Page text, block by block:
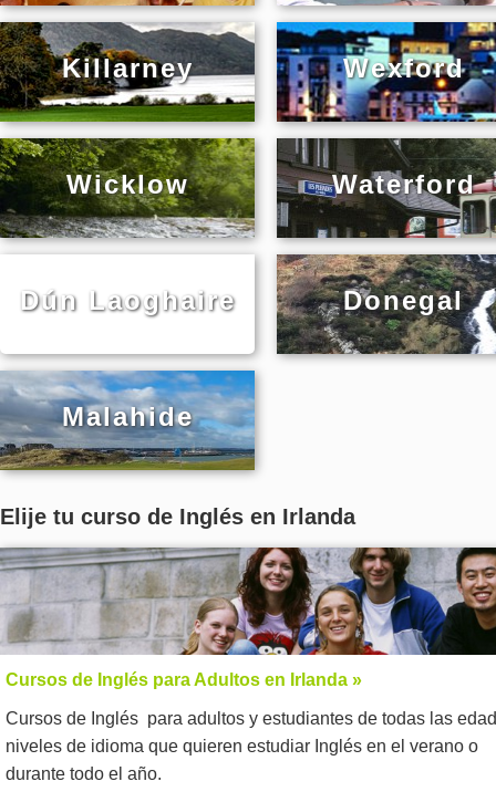
Killarney Wexford
Wicklow Waterford
Dún Laoghaire Donegal
Malahide
Elije tu curso de Inglés en Irlanda
Cursos de Inglés para Adultos en Irlanda »
Cursos de Inglés para adultos y estudiantes de todas las
niveles de idioma que quieren estudiar Inglés en el verano o
durante todo el año.